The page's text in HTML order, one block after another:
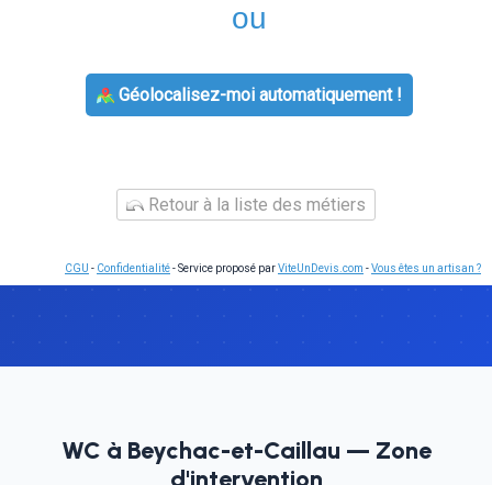
ou
Géolocalisez-moi automatiquement !
Retour à la liste des métiers
CGU - Confidentialité- Service proposé parViteUnDevis.com -Vous êtes un artisan ?
WC à Beychac-et-Caillau — Zone
d'intervention